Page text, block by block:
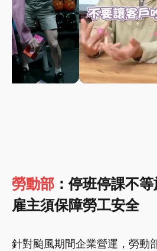
勞動部 ：停班停課不
雇主須保障勞工安全
針對颱風期間企業營運，勞動